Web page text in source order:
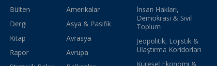
Bülten
Dergi
Kitap
Rapor
Amerikalar
Asya & Pasifik
Avrasya
Avrupa
İnsan Hakları,
Demokrasi & Sivil
Toplum
Jeopolitik, Lojistik &
Ulaştırma Koridorları
Küresel Ekonomi &